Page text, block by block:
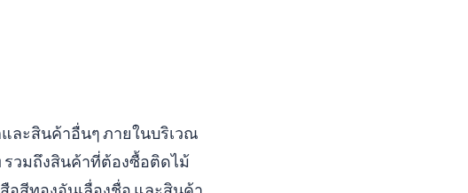
ละสินค้าอื่นๆ ภายในบริเวณ
รวมถึงสินค้าที่ต้องซื้อติดไม้